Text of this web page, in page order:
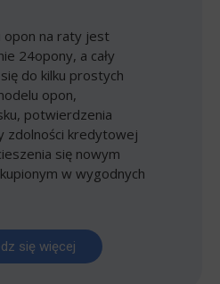
opon na raty jest
24opony, a cały
do kilku prostych
opon,
potwierdzenia
zdolności kredytowej
się nowym
w wygodnych
się więcej